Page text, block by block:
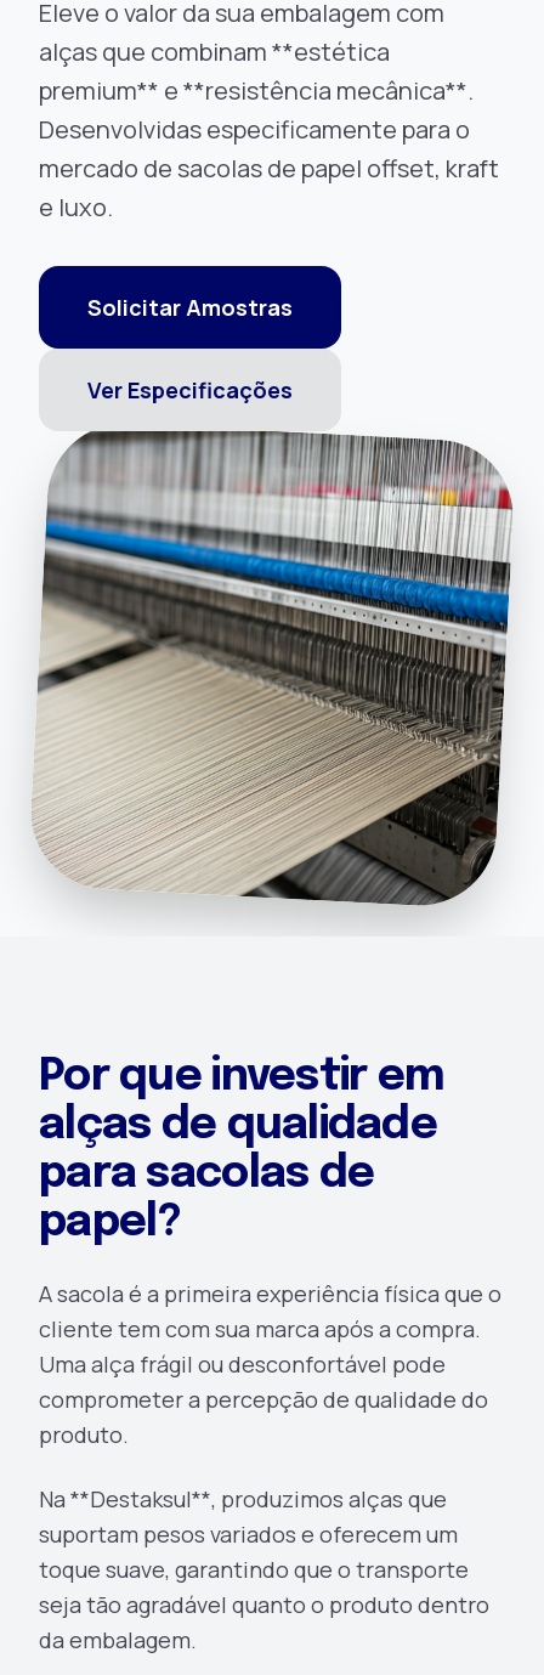
Eleve o valor da sua embalagem com
alças que combinam **estética
premium** e **resistência mecânica**.
Desenvolvidas especificamente para o
mercado de sacolas de papel offset, kraft
e luxo.
Solicitar Amostras
Ver Especificações
Por que investir em
alças de qualidade
para sacolas de
papel?
A sacola é a primeira experiência física que o
cliente tem com sua marca após a compra.
Uma alça frágil ou desconfortável pode
comprometer a percepção de qualidade do
produto.
Na **Destaksul**, produzimos alças que
suportam pesos variados e oferecem um
toque suave, garantindo que o transporte
seja tão agradável quanto o produto dentro
da embalagem.